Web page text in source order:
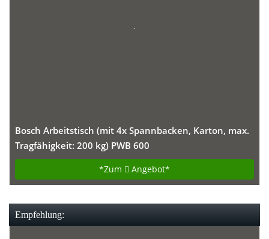
Bosch Arbeitstisch (mit 4x Spannbacken, Karton, max.
Tragfähigkeit: 200 kg) PWB 600
*Zum Angebot*
Empfehlung: